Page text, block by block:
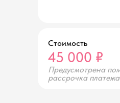
Предусмотрена
рассрочка платежа
Стоимость
45 000 ₽